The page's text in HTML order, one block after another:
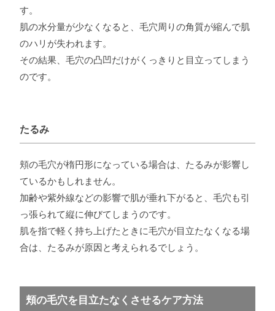
す。
肌の水分量が少なくなると、毛穴周りの角質が縮んで肌
のハリが失われます。
その結果、毛穴の凸凹だけがくっきりと目立ってしまう
のです。
たるみ
頬の毛穴が楕円形になっている場合は、たるみが影響し
ているかもしれません。
加齢や紫外線などの影響で肌が垂れ下がると、毛穴も引
っ張られて縦に伸びてしまうのです。
肌を指で軽く持ち上げたときに毛穴が目立たなくなる場
合は、たるみが原因と考えられるでしょう。
頬の毛穴を目立たなくさせるケア方法